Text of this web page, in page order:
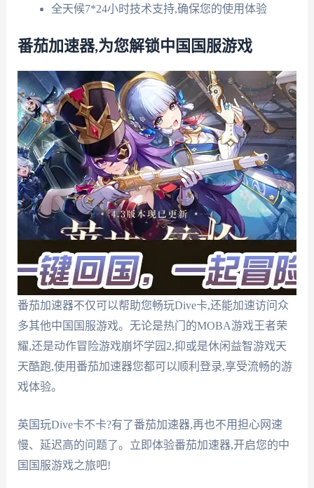
全天候7*24小时技术支持,确保您的使用体验
番茄加速器,为您解锁中国国服游戏
番茄加速器不仅可以帮助您畅玩Dive卡,还能加速访问众
多其他中国国服游戏。无论是热门的MOBA游戏王者荣
耀,还是动作冒险游戏崩坏学园2,抑或是休闲益智游戏天
天酷跑,使用番茄加速器您都可以顺利登录,享受流畅的游
戏体验。
英国玩Dive卡不卡?有了番茄加速器,再也不用担心网速
慢、延迟高的问题了。立即体验番茄加速器,开启您的中
国国服游戏之旅吧!